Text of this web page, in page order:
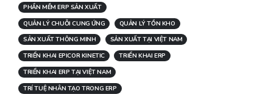
PHẦN MỀM ERP SẢN XUẤT
QUẢN LÝ CHUỖI CUNG ỨNG
QUẢN LÝ TỒN KHO
SẢN XUẤT THÔNG MINH
SẢN XUẤT TẠI VIỆT NAM
TRIỂN KHAI EPICOR KINETIC
TRIỂN KHAI ERP
TRIỂN KHAI ERP TẠI VIỆT NAM
TRÍ TUỆ NHÂN TẠO TRONG ERP